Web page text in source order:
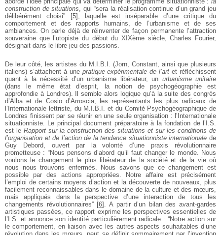
construction de situations , qui “sera la réalisation continue d’un grand jeu
délibérément choisi” [5] , laquelle est inséparable d’une critique du
comportement et des rapports humains, de l’urbanisme et de ses
ambiances. On parle déjà de réinventer de façon permanente l’attraction
souveraine que l’utopiste du début du XIXème siècle, Charles Fourier,
désignait dans le libre jeu des passions.
De leur côté, les artistes du M.I.B.I. (Jorn, Constant, ainsi que plusieurs
italiens) s’attachent à une pratique expérimentale de l’art et réfléchissent
quant à la nécessité d’un urbanisme libérateur, un urbanisme unitaire
(dans le même état d’esprit, la notion de psychogéographie est
approfondie à Londres). Il semble alors logique qu’à la suite des congrès
d’Alba et de Cosio d’Arroscia, les représentants les plus radicaux de
l’Internationale lettriste, du M.I.B.I. et du Comité Psychogéographique de
Londres finissent par se réunir en une seule organisation : l’Internationale
situationniste. Le principal document préparatoire à la fondation de l’I.S.
est le Rapport sur la construction des situations et sur les conditions de
l’organisation et de l’action de la tendance situationniste internationale de
Guy Debord, ouvert par la volonté d’une praxis révolutionnaire
prometteuse : “Nous pensons d’abord qu’il faut changer le monde. Nous
voulons le changement le plus libérateur de la société et de la vie où
nous nous trouvons enfermés. Nous savons que ce changement est
possible par des actions appropriées. Notre affaire est précisément
l’emploi de certains moyens d’action et la découverte de nouveaux, plus
facilement reconnaissables dans le domaine de la culture et des mœurs,
mais appliqués dans la perspective d’une interaction de tous les
changements révolutionnaires”[6] . A partir d’un bilan des avant-gardes
artistiques passées, ce rapport exprime les perspectives essentielles de
l’I.S. et annonce son identité particulièrement radicale : “Notre action sur
le comportement, en liaison avec les autres aspects souhaitables d’une